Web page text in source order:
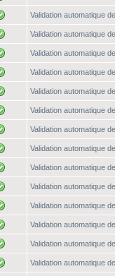
Validation automatique
Validation automatique
Validation automatique
Validation automatique
Validation automatique
Validation automatique
Validation automatique
Validation automatique
Validation automatique
Validation automatique
Validation automatique
Validation automatique
Validation automatique
Validation automatique